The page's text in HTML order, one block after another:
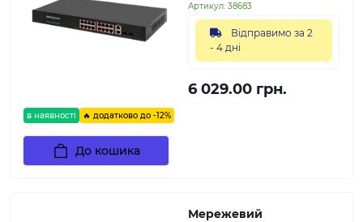
в наявності 🔥 додатково до -12%
Артикул: 38683
Відправимо за 2
- 4 дні
6 029.00 грн.
До кошика
Мережевий